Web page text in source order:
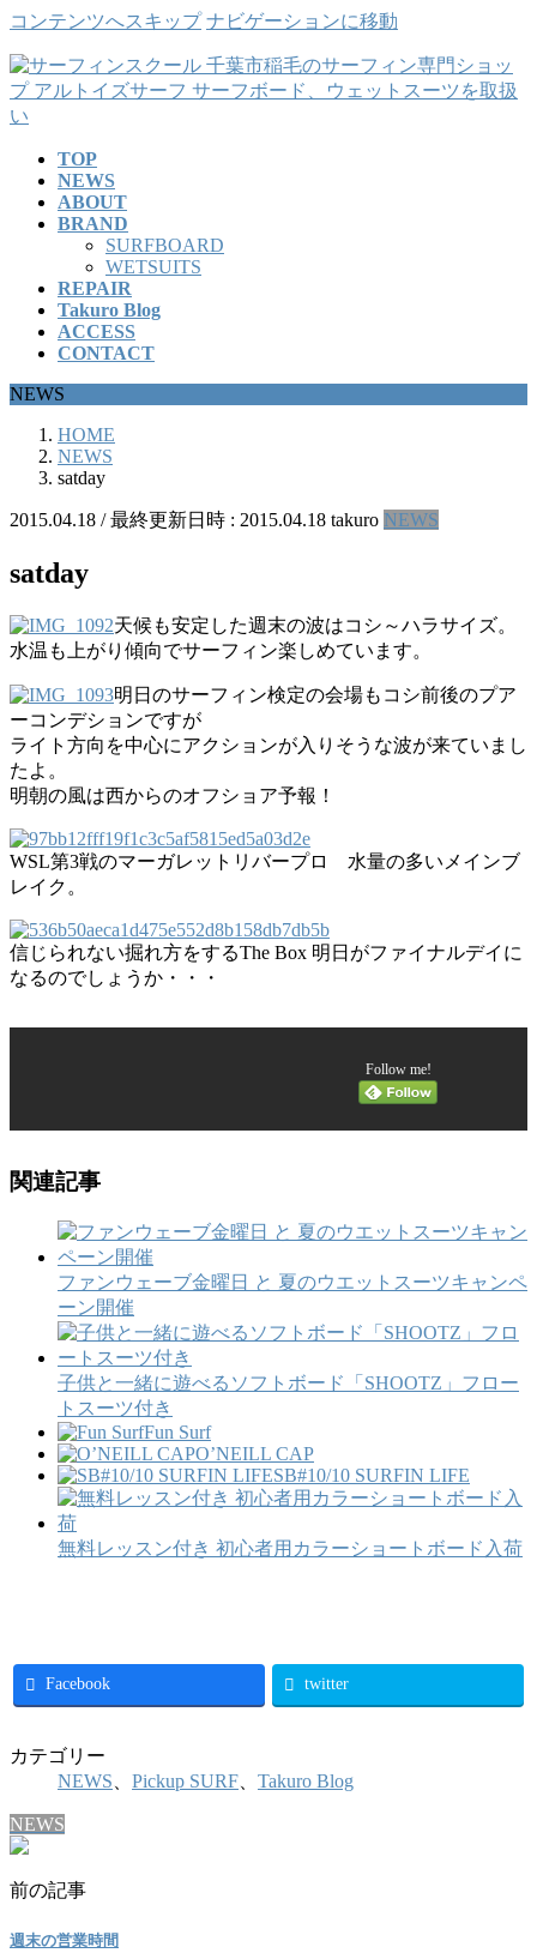
コンテンツへスキップ ナビゲーションに移動
TOP
NEWS
ABOUT
BRAND
SURFBOARD
WETSUITS
REPAIR
Takuro Blog
ACCESS
CONTACT
NEWS
HOME
NEWS
satday
2015.04.18 / 最終更新日時 : 2015.04.18 takuro NEWS
satday
天候も安定した週末の波はコシ～ハラサイズ。
水温も上がり傾向でサーフィン楽しめています。
明日のサーフィン検定の会場もコシ前後のプア
ーコンデションですが
ライト方向を中心にアクションが入りそうな波が来ていまし
たよ。
明朝の風は西からのオフショア予報！
WSL第3戦のマーガレットリバープロ 水量の多いメインブ
レイク。
信じられない掘れ方をするThe Box 明日がファイナルデイに
なるのでしょうか・・・
Follow me!
関連記事
ファンウェーブ金曜日 と 夏のウエットスーツキャンペ
ーン開催
子供と一緒に遊べるソフトボード「SHOOTZ」フロー
トスーツ付き
Fun Surf
O’NEILL CAP
SB#10/10 SURFIN LIFE
無料レッスン付き 初心者用カラーショートボード入荷
Facebook twitter
カテゴリー
NEWS
Pickup SURF Takuro Blog
NEWS
前の記事
週末の営業時間